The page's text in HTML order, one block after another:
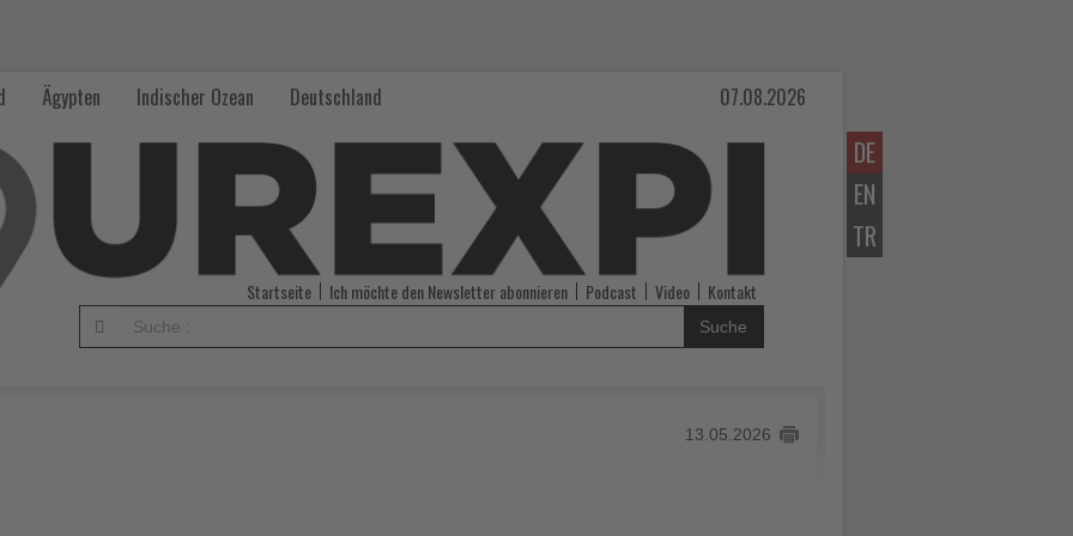
DE
EN
TR
Ägypten Indischer Ozean Deutschland 07.08.2026
Startseite Ich möchte den Newsletter abonnieren Podcast Video Kontakt
Suche
13.05.2026